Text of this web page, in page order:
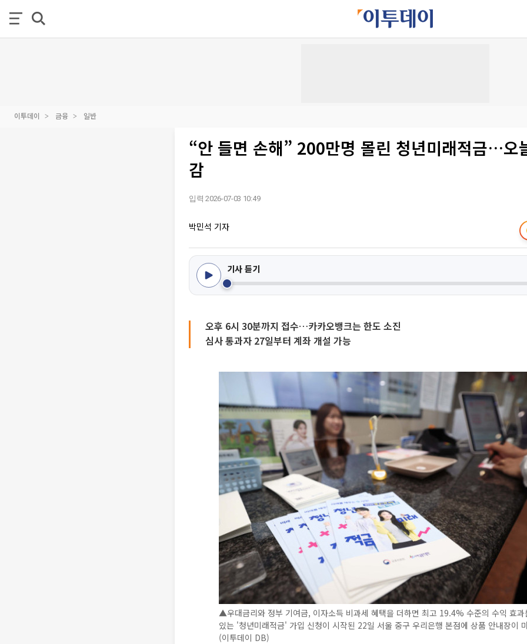
이투데이 금융 일반
“안 들면 손해” 200만명 몰린 청년미래적금…오
감
입력 2026-07-03 10:49
박민석 기자
기사 듣기
오후 6시 30분까지 접수…카카오뱅크는 한도 소진
심사 통과자 27일부터 계좌 개설 가능
▲우대금리와 정부 기여금, 이자소득 비과세 혜택을 더하면 최고 19.4% 수준의 수익 효과
있는 '청년미래적금' 가입 신청이 시작된 22일 서울 중구 우리은행 본점에 상품 안내장이
(이투데이 DB)